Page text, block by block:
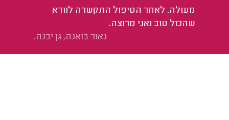
מעולה. לאחר הטיפול התקשרה לוודא
שהכול טוב ואני מרוצה.
נאור בואנה, גן יבנה.